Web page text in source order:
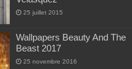
25 juillet 2015
Wallpapers Beauty And The
Beast 2017
25 novembre 2016